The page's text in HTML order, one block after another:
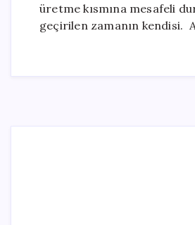
üretme kısmına mesafeli
geçirilen zamanın kendisi.